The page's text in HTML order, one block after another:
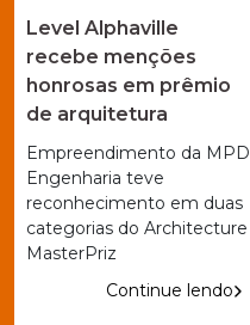
Level Alphaville
recebe menções
honrosas em prêmio
de arquitetura
Empreendimento da MPD
Engenharia teve
reconhecimento em duas
categorias do Architecture
MasterPriz
Continue lendo